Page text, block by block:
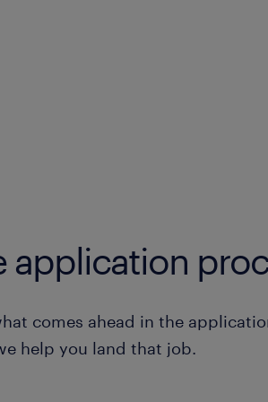
application
comes ahead in the
help you land that job.